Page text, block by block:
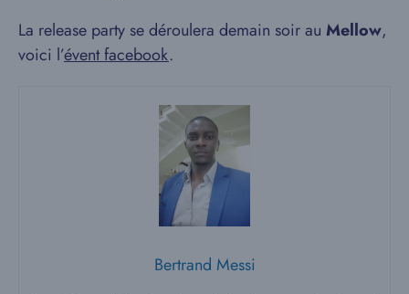
La release party se déroulera demain soir au Mellow,
voici l’évent facebook.
Bertrand Messi